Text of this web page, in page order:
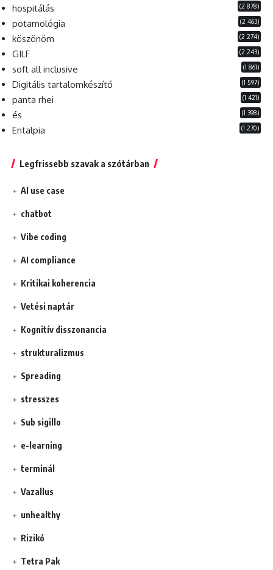
hospitálás (2 878)
potamológia (2 463)
köszönöm (2 274)
GILF (2 243)
soft all inclusive (1 861)
Digitális tartalomkészítő (1 597)
panta rhei (1 421)
és (1 398)
Entalpia (1 270)
Legfrissebb szavak a szótárban
AI use case
chatbot
Vibe coding
AI compliance
Kritikai koherencia
Vetési naptár
Kognitív disszonancia
strukturalizmus
Spreading
stresszes
Sub sigillo
e-learning
terminál
Vazallus
unhealthy
Rizikó
Tetra Pak